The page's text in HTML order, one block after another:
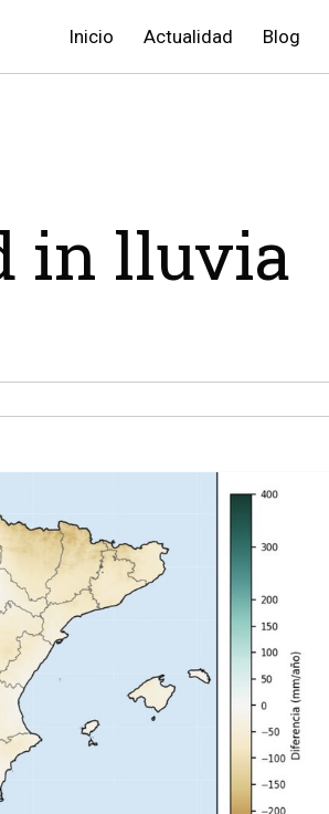
Inicio Actualidad Blog
in lluvia